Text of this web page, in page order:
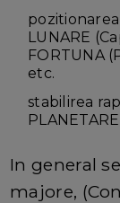
LUNARE
FORTUNA
etc.
stabilirea
In general
majore,